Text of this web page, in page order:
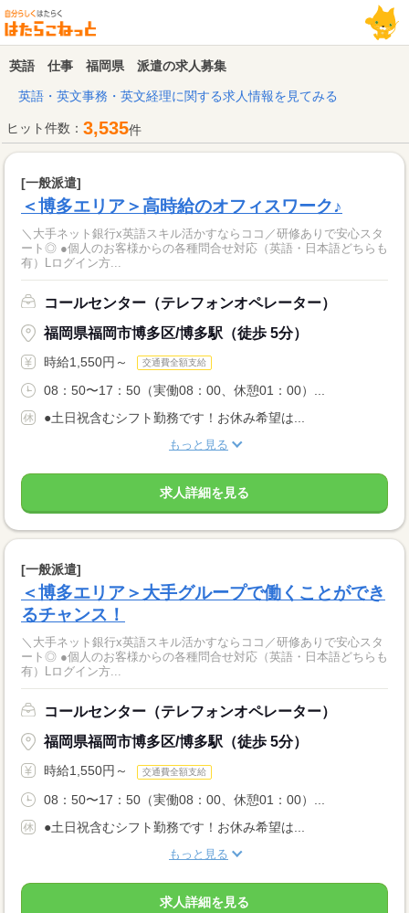
英語 仕事 福岡県 派遣の求人募集
英語・英文事務・英文経理に関する求人情報を見てみる
ヒット件数： 3,535件
[一般派遣]
＜博多エリア＞高時給のオフィスワーク♪
＼大手ネット銀行x英語スキル活かすならココ／研修ありで安心スタ
ート◎ ●個人のお客様からの各種問合せ対応（英語・日本語どちらも
有）Lログイン方...
コールセンター（テレフォンオペレーター）
福岡県福岡市博多区/博多駅（徒歩 5分）
時給1,550円～ 交通費全額支給
08：50〜17：50（実働08：00、休憩01：00）...
●土日祝含むシフト勤務です！お休み希望は...
もっと見る
求人詳細を見る
[一般派遣]
＜博多エリア＞大手グループで働くことができ
るチャンス！
＼大手ネット銀行x英語スキル活かすならココ／研修ありで安心スタ
ート◎ ●個人のお客様からの各種問合せ対応（英語・日本語どちらも
有）Lログイン方...
コールセンター（テレフォンオペレーター）
福岡県福岡市博多区/博多駅（徒歩 5分）
時給1,550円～ 交通費全額支給
08：50〜17：50（実働08：00、休憩01：00）...
●土日祝含むシフト勤務です！お休み希望は...
もっと見る
求人詳細を見る